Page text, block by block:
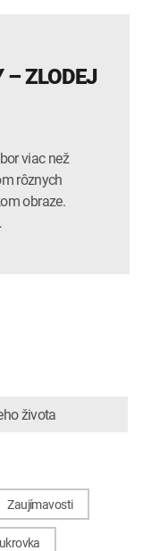
– ZLODEJ
viac než
rôznych
obraze.
života
Zaujímavosti